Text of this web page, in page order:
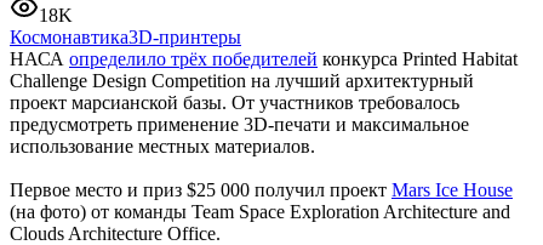
18K
Космонавтика3D-принтеры
НАСА определило трёх победителей конкурса Printed Habitat
Challenge Design Competition на лучший архитектурный
проект марсианской базы. От участников требовалось
предусмотреть применение 3D-печати и максимальное
использование местных материалов.
Первое место и приз $25 000 получил проект Mars Ice House
(на фото) от команды Team Space Exploration Architecture and
Clouds Architecture Office.